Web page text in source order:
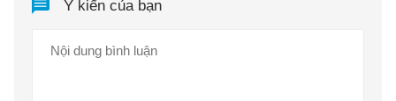
Ý kiến của bạn